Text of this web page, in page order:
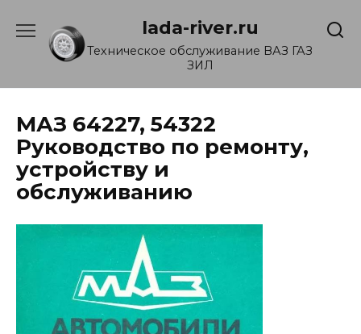
содержанию
lada-river.ru
Техническое обслуживание ВАЗ ГАЗ
ЗИЛ
МАЗ 64227, 54322
Руководство по ремонту,
устройству и
обслуживанию